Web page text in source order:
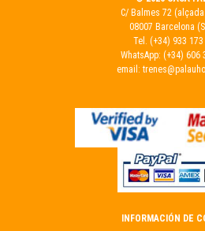
C/ Balmes 72
08007 Barcelona
Tel. (+34) 933
WhatsApp: (+34) 606
email:
INFORMACIÓN DE